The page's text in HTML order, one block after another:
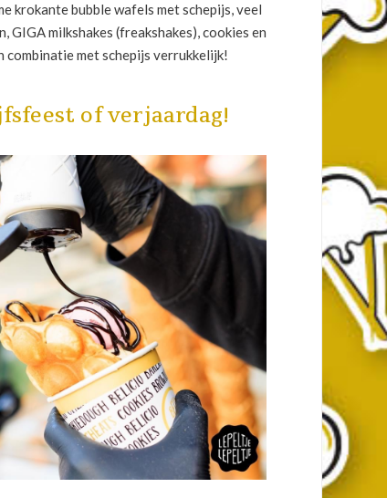
krokante bubble wafels met schepijs, veel
GIGA milkshakes (freakshakes), cookies en
met schepijs verrukkelijk!
of verjaardag!